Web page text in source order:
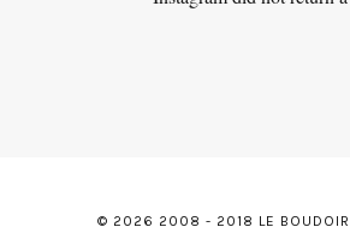
© 2026 2008 - 2018 LE BOUDOIR